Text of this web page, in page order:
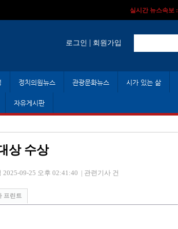
실시간 뉴스속보 :
로그인 | 회원가입
정치의원뉴스 관광문화뉴스 시가 있는 삶
자유게시판
상 수상
2025-09-25 오후 02:41:40 관련기사 건
프린트